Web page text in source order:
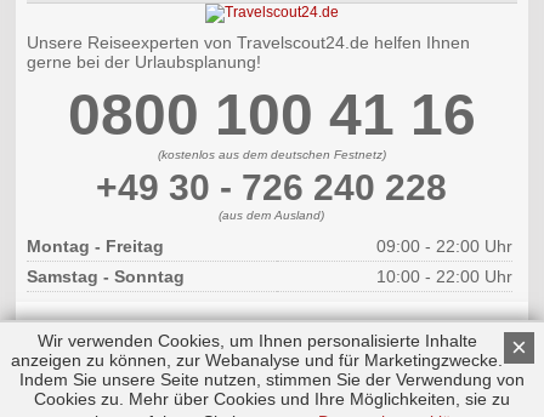
Unsere Reiseexperten von Travelscout24.de helfen Ihnen
gerne bei der Urlaubsplanung!
0800 100 41 16
(kostenlos aus dem deutschen Festnetz)
+49 30 - 726 240 228
(aus dem Ausland)
Montag - Freitag
09:00 - 22:00 Uhr
Samstag - Sonntag
10:00 - 22:00 Uhr
Copyright © 2026 by Triplemind GmbH
Nach oben
×
Wir verwenden Cookies, um Ihnen personalisierte Inhalte
anzeigen zu können, zur Webanalyse und für Marketingzwecke.
Indem Sie unsere Seite nutzen, stimmen Sie der Verwendung von
Cookies zu. Mehr über Cookies und Ihre Möglichkeiten, sie zu